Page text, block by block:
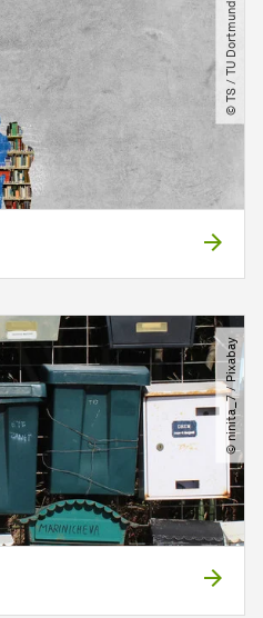
© TS ​/​ TU Dortmund
© ninita_7 ​/​ Pixabay